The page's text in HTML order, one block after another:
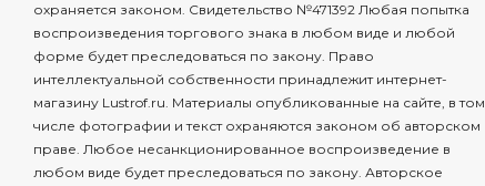
охраняется законом. Свидетельство №471392 Любая попытка
воспроизведения торгового знака в любом виде и любой
форме будет преследоваться по закону. Право
интеллектуальной собственности принадлежит интернет-
магазину Lustrof.ru. Материалы опубликованные на сайте, в том
числе фотографии и текст охраняются законом об авторском
праве. Любое несанкционированное воспроизведение в
любом виде будет преследоваться по закону. Авторское